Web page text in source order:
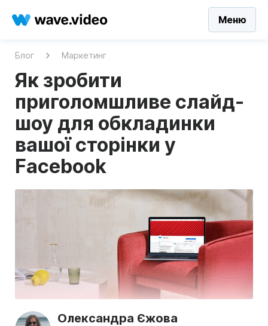
Меню
Блог Маркетинг
Як зробити
приголомшливе слайд-
шоу для обкладинки
вашої сторінки у
Facebook
Олександра Єжова